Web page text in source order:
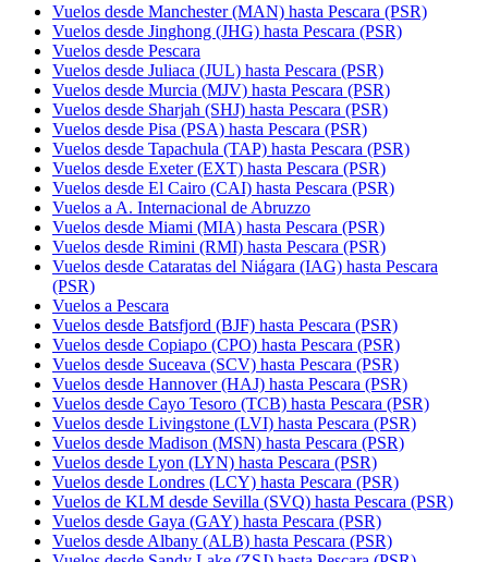
Vuelos desde Manchester (MAN) hasta Pescara (PSR)
Vuelos desde Jinghong (JHG) hasta Pescara (PSR)
Vuelos desde Pescara
Vuelos desde Juliaca (JUL) hasta Pescara (PSR)
Vuelos desde Murcia (MJV) hasta Pescara (PSR)
Vuelos desde Sharjah (SHJ) hasta Pescara (PSR)
Vuelos desde Pisa (PSA) hasta Pescara (PSR)
Vuelos desde Tapachula (TAP) hasta Pescara (PSR)
Vuelos desde Exeter (EXT) hasta Pescara (PSR)
Vuelos desde El Cairo (CAI) hasta Pescara (PSR)
Vuelos a A. Internacional de Abruzzo
Vuelos desde Miami (MIA) hasta Pescara (PSR)
Vuelos desde Rimini (RMI) hasta Pescara (PSR)
Vuelos desde Cataratas del Niágara (IAG) hasta Pescara
(PSR)
Vuelos a Pescara
Vuelos desde Batsfjord (BJF) hasta Pescara (PSR)
Vuelos desde Copiapo (CPO) hasta Pescara (PSR)
Vuelos desde Suceava (SCV) hasta Pescara (PSR)
Vuelos desde Hannover (HAJ) hasta Pescara (PSR)
Vuelos desde Cayo Tesoro (TCB) hasta Pescara (PSR)
Vuelos desde Livingstone (LVI) hasta Pescara (PSR)
Vuelos desde Madison (MSN) hasta Pescara (PSR)
Vuelos desde Lyon (LYN) hasta Pescara (PSR)
Vuelos desde Londres (LCY) hasta Pescara (PSR)
Vuelos de KLM desde Sevilla (SVQ) hasta Pescara (PSR)
Vuelos desde Gaya (GAY) hasta Pescara (PSR)
Vuelos desde Albany (ALB) hasta Pescara (PSR)